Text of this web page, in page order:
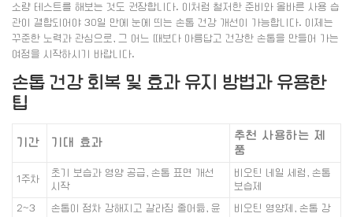
소량 테스트를 해보는 것도 권장합니다. 이처럼 철저한 준비와 올바른 사용 습
관이 결합되어야 30일 만에 눈에 띄는 손톱 건강 개선이 가능합니다. 이제는
꾸준한 노력과 관심으로, 그 어느 때보다 아름답고 건강한 손톱을 만들어 가는
여정을 시작하시기 바랍니다.
손톱 건강 회복 및 효과 유지 방법과 유용한
팁
기간 기대 효과
추천 사용하는 제
품
1주차
초기 보습과 영양 공급, 손톱 표면 개선
시작
비오틴 네일 세럼, 손톱
보습제
2~3
손톱이 점차 강해지고 갈라짐 줄어듦, 윤
비오틴 영양제, 손톱 강